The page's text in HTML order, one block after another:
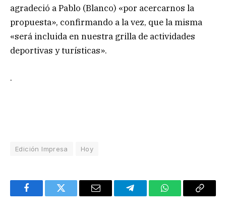
agradeció a Pablo (Blanco) «por acercarnos la
propuesta», confirmando a la vez, que la misma
«será incluida en nuestra grilla de actividades
deportivas y turísticas».
.
Edición Impresa Hoy
FacebookTwitter Email TelegramWhatsAppCopy